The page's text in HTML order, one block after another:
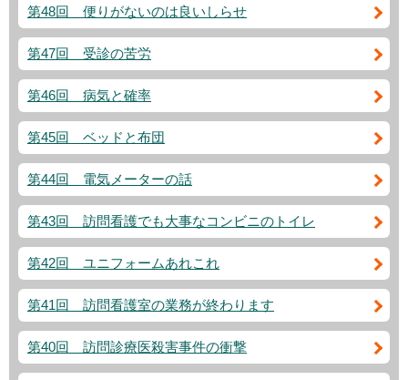
第48回 便りがないのは良いしらせ
第47回 受診の苦労
第46回 病気と確率
第45回 ベッドと布団
第44回 電気メーターの話
第43回 訪問看護でも大事なコンビニのトイレ
第42回 ユニフォームあれこれ
第41回 訪問看護室の業務が終わります
第40回 訪問診療医殺害事件の衝撃